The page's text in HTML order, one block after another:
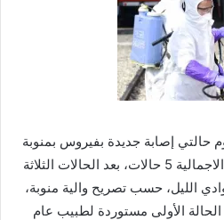
حالتي إصابة جديدة بفيروس بمنوبة
المدينة، ليصبح عدد الإصابات الاجمالية 5 حالات، بعد الحالات الثلاثة
الليل، حسب تصريح والية منوبة،
الأولى مستوردة لطبيب عام